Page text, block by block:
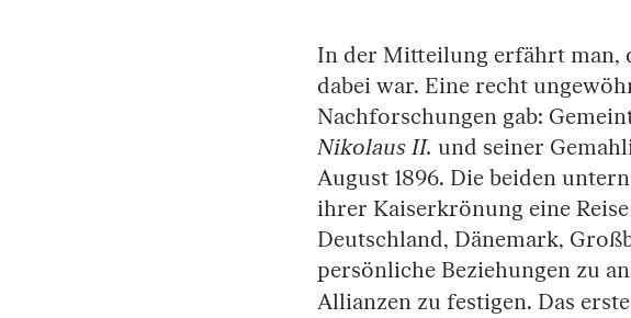
In der Mitteilung erfährt man,
dabei war. Eine recht
Nachforschungen gab:
Nikolaus II. und seiner
August 1896. Die beiden
ihrer Kaiserkrönung eine
Deutschland, Dänemark,
persönliche Beziehungen zu
Allianzen zu festigen. Das